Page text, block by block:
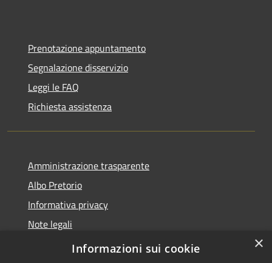
Prenotazione appuntamento
Segnalazione disservizio
Leggi le FAQ
Richiesta assistenza
Amministrazione trasparente
Albo Pretorio
Informativa privacy
Note legali
Dichiarazione di accessibilità
×
Informazioni sui cookie